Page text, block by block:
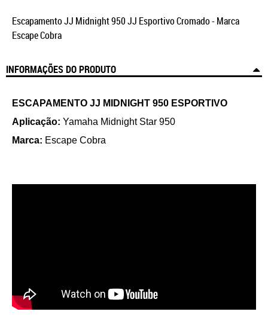
Escapamento JJ Midnight 950 JJ Esportivo Cromado - Marca
Escape Cobra
INFORMAÇÕES DO PRODUTO
ESCAPAMENTO JJ MIDNIGHT 950 ESPORTIVO
Aplicação: Yamaha Midnight Star 950
Marca: Escape Cobra